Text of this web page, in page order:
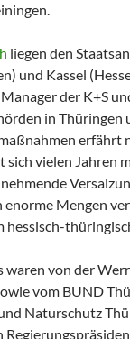
liegen den
und Kassel
der K+S
in Thüringen
erfährt
vielen Jahren
Mengen
hessisch-
waren von der
vom BUND
Naturschutz